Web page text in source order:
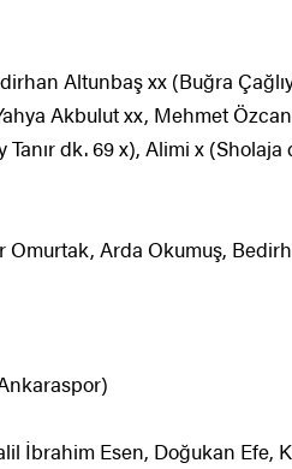
Altunbaş xx (Buğra
Akbulut xx, Mehmet
dk. 69 x), Alimi x
Omurtak, Arda Okumuş,
İbrahim Esen, Doğukan Efe,